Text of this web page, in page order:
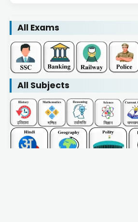
All Exams
All Subjects